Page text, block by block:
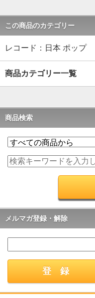
この商品のカテゴリー
レコード：日本 ポップ
商品カテゴリー一覧
商品検索
メルマガ登録・解除